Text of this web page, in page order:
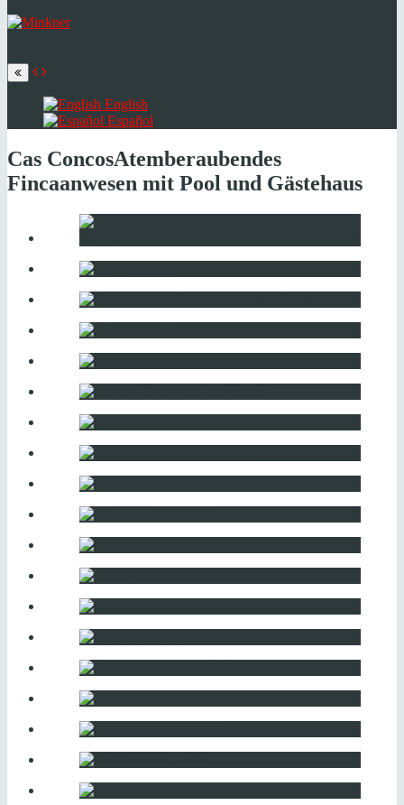
language
English
Español
Cas ConcosAtemberaubendes
Fincaanwesen mit Pool und Gästehaus